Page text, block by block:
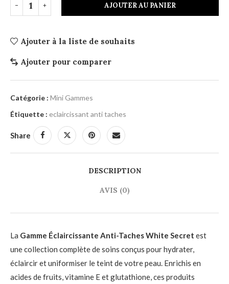
AJOUTER AU PANIER
Ajouter à la liste de souhaits
Ajouter pour comparer
Catégorie : Mini Gammes
Étiquette : eclaircissant anti taches
Share
DESCRIPTION
AVIS (0)
La Gamme Éclaircissante Anti-Taches White Secret est
une collection complète de soins conçus pour hydrater,
éclaircir et uniformiser le teint de votre peau. Enrichis en
acides de fruits, vitamine E et glutathione, ces produits